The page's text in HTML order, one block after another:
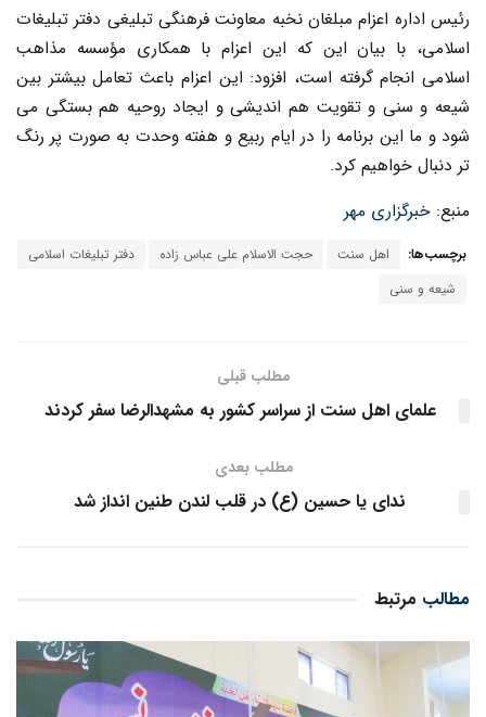
رئیس اداره اعزام مبلغان نخبه معاونت فرهنگی تبلیغی دفتر تبلیغات
اسلامی، با بیان این که این اعزام با همکاری مؤسسه مذاهب
اسلامی انجام گرفته است، افزود: این اعزام باعث تعامل بیشتر بین
شیعه و سنی و تقویت هم اندیشی و ایجاد روحیه هم بستگی می
شود و ما این برنامه را در ایام ربیع و هفته وحدت به صورت پر رنگ
تر دنبال خواهیم کرد.
منبع: خبرگزاری مهر
برچسب‌ها: اهل سنت حجت الاسلام علی عباس زاده
دفتر تبلیغات اسلامی
شیعه و سنی
مطلب قبلی
علمای اهل سنت از سراسر کشور به مشهدالرضا سفر کردند
مطلب بعدی
ندای یا حسین (ع) در قلب لندن طنین انداز شد
مرتبط مطالب